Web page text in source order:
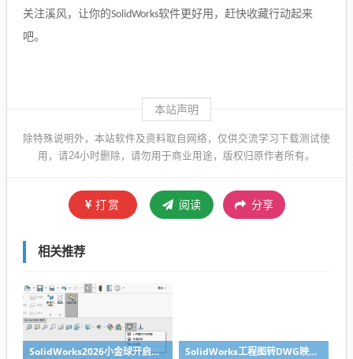
关注溪风，让你的SolidWorks软件更好用，赶快收藏行动起来
吧。
本站声明
除特殊说明外，本站软件及资料取自网络，仅供交流学习下载测试使
用，请24小时删除，请勿用于商业用途，版权归原作者所有。
打赏 阅读 分享
相关推荐
SolidWorks2026小金球开启方法realview功能开启 SolidWorks工程图转DWG映射文件制作方法